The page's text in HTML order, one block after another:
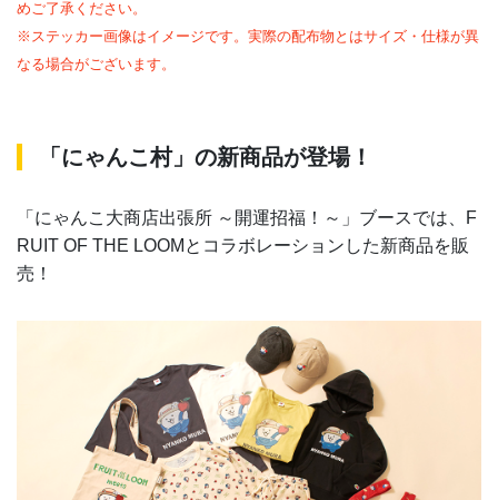
めご了承ください。
※ステッカー画像はイメージです。実際の配布物とはサイズ・仕様が異
なる場合がございます。
「にゃんこ村」の新商品が登場！
「にゃんこ大商店出張所 ～開運招福！～」ブースでは、F
RUIT OF THE LOOMとコラボレーションした新商品を販
売！